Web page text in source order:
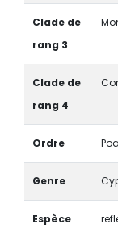
Clade de
rang 3
Clade de
rang 4
Ordre
Genre
Espèce